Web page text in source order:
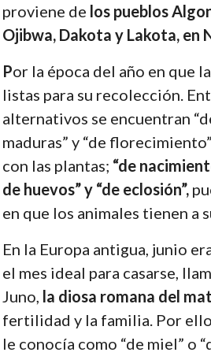
proviene de los pueblos
Ojibwa, Dakota y Lakota, en
Por la época del año en que
listas para su recolección.
alternativos se encuentran
maduras” y “de
con las plantas; “de
de huevos” y “de eclosión”,
en que los animales tienen a
En la Europa antigua, junio
el mes ideal para casarse,
Juno, la diosa romana del
fertilidad y la familia. Por
le conocía como “de miel” o